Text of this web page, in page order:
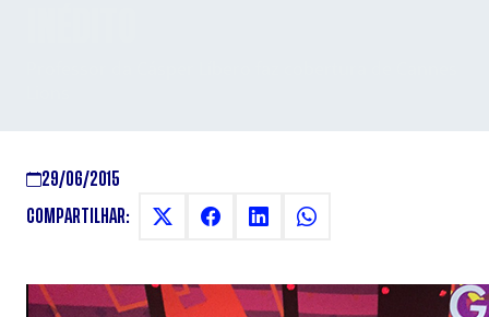
29/06/2015
COMPARTILHAR: